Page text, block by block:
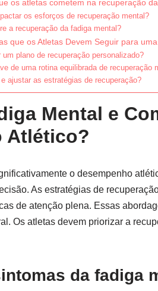
os atletas cometem na recuperação
os esforços de recuperação mental?
a recuperação da fadiga mental?
que os Atletas Devem Seguir para
plano de recuperação personalizado?
de uma rotina equilibrada de recuperação
ajustar as estratégias de recuperação?
Mental e
Atlético?
o desempenho
As estratégias de
de atenção plena. Essas
Os atletas devem priorizar a
da fadiga